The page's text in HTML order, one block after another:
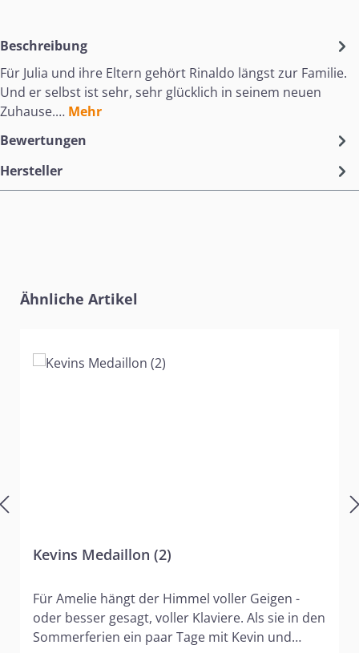
Beschreibung
Für Julia und ihre Eltern gehört Rinaldo längst zur Familie.
Und er selbst ist sehr, sehr glücklich in seinem neuen
Zuhause.… Mehr
Bewertungen
Hersteller
Produktgalerie überspringen
Ähnliche Artikel
Kevins Medaillon (2)
Für Amelie hängt der Himmel voller Geigen -
oder besser gesagt, voller Klaviere. Als sie in den
Sommerferien ein paar Tage mit Kevin und